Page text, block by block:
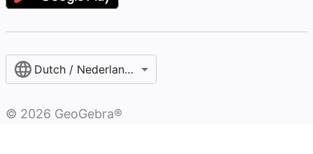
Dutch / Nederlands‎ (België)‎
© 2026 GeoGebra®